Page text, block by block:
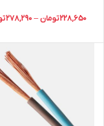
228,650تومان –
278,290